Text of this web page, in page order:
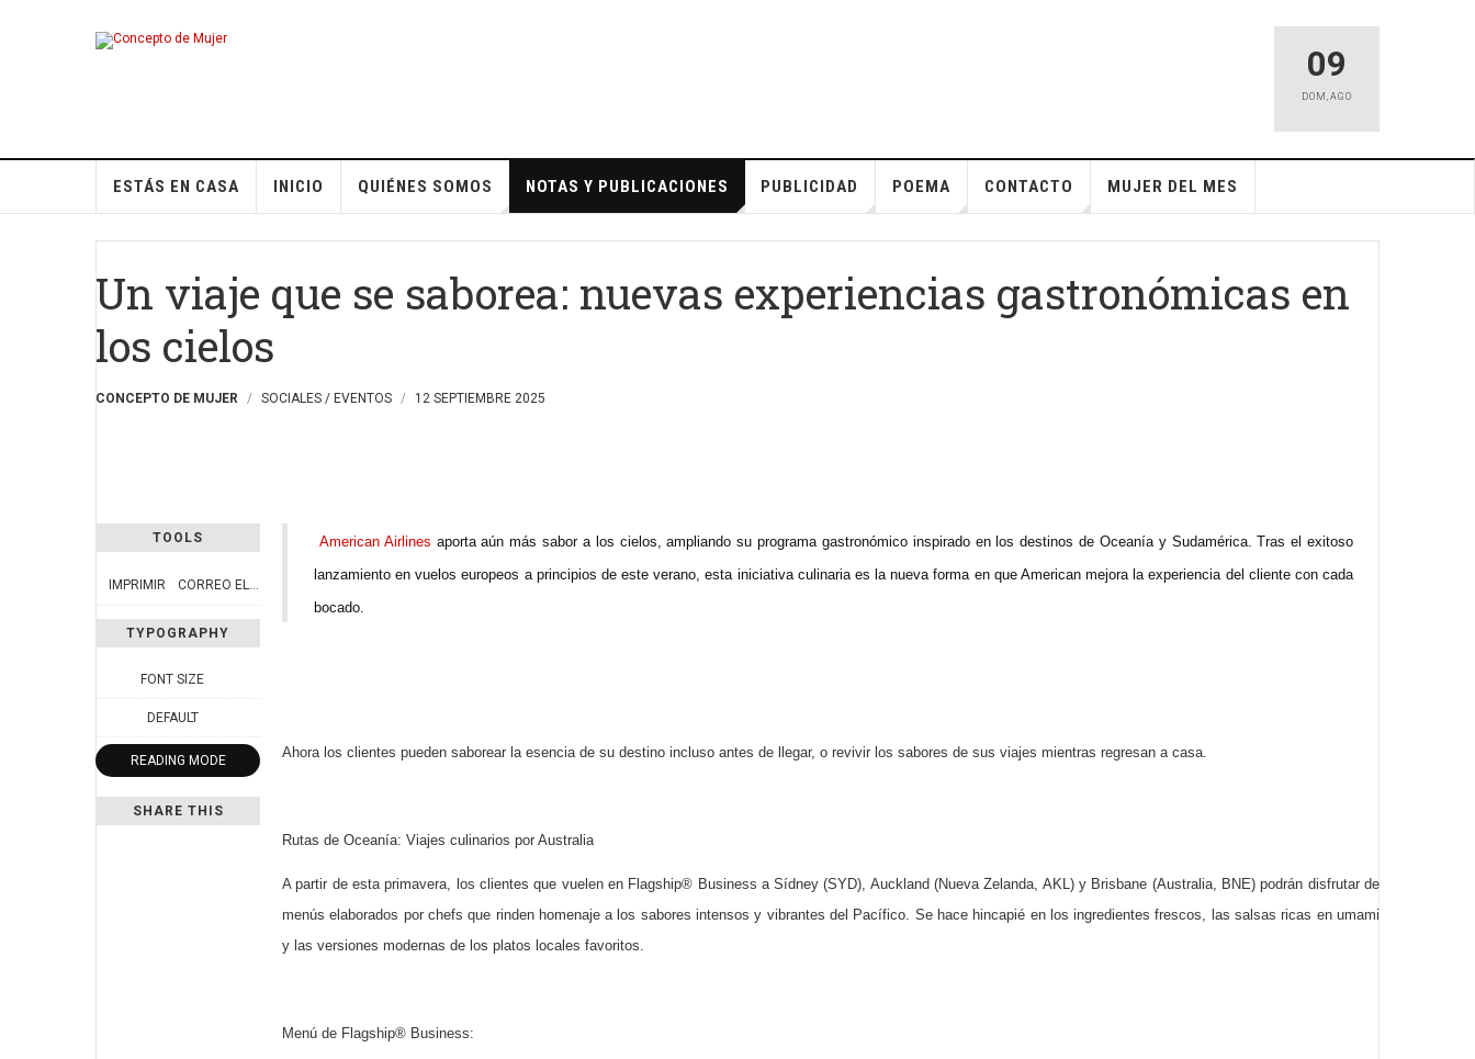
09
DOM , AGO
ESTÁS EN CASA INICIO QUIÉNES SOMOS NOTAS Y PUBLICACIONES PUBLICIDAD POEMA CONTACTO MUJER DEL MES
Un viaje que se saborea: nuevas experiencias gastronómicas en
los cielos
CONCEPTO DE MUJER SOCIALES / EVENTOS 12 SEPTIEMBRE 2025
TOOLS
IMPRIMIR CORREO ELECTRÓNICO
TYPOGRAPHY
FONT SIZE
DEFAULT
READING MODE
SHARE THIS
American Airlines aporta aún más sabor a los cielos, ampliando su programa gastronómico inspirado en los destinos de Oceanía y Sudamérica. Tras el exitoso
lanzamiento en vuelos europeos a principios de este verano, esta iniciativa culinaria es la nueva forma en que American mejora la experiencia del cliente con cada
bocado.
Ahora los clientes pueden saborear la esencia de su destino incluso antes de llegar, o revivir los sabores de sus viajes mientras regresan a casa.
Rutas de Oceanía: Viajes culinarios por Australia
A partir de esta primavera, los clientes que vuelen en Flagship® Business a Sídney (SYD), Auckland (Nueva Zelanda, AKL) y Brisbane (Australia, BNE) podrán disfrutar de
menús elaborados por chefs que rinden homenaje a los sabores intensos y vibrantes del Pacífico. Se hace hincapié en los ingredientes frescos, las salsas ricas en umami
y las versiones modernas de los platos locales favoritos.
Menú de Flagship® Business: